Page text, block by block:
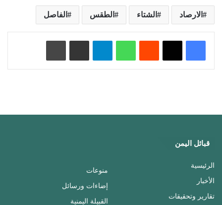
الارصاد الشتاء الطقس الفاصل
واتساب تيلقرام
قبائل اليمن
الرئيسية
الأخبار
تقارير وتحقيقات
منوعات
إضاءات ورسائل
القبيلة اليمنية